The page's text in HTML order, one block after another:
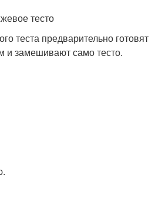
тесто
теста предварительно готовят
и замешивают само тесто.